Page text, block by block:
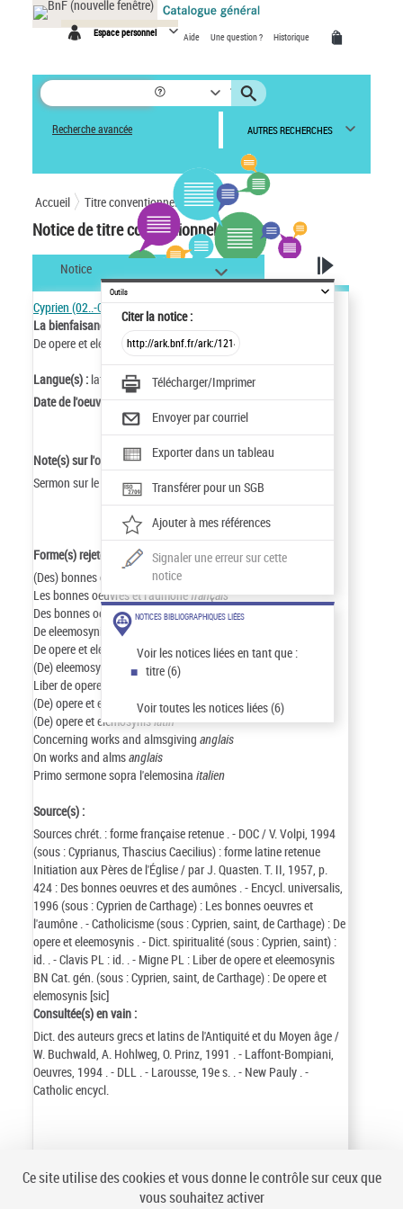
Espace personnel Aide Une question ? Historique
Recherche avancée AUTRES RECHERCHES
Accueil Titre conventionnel
Notice de titre conventionnel
Notice
Cyprien (02..-0258 ; saint)
La bienfaisance et les aumônesforme courante français
De opere et eleemosynisforme internationale latin
Langue(s) : latin
Date de l'oeuvre :02..
Note(s) sur l'oeuvre :
Sermon sur le devoir de l'aumône.
Forme(s) rejetée(s) :
(Des) bonnes oeuvres et des aumônes
Les bonnes oeuvres et l'aumônefrançais
Des bonnes oeuvres et des aumônesfrançais
De eleemosynis
latin
De opere et elemosynislatin
(De) eleemosynis
latin
Liber de opere et eleemosynis
(De) opere et eleemosynislatin
(De) opere et elemosynislatin
Concerning works and almsgiving anglais
On works and almsanglais
Primo sermone sopra l'elemosina italien
Source(s) :
Sources chrét. : forme française retenue . - DOC / V. Volpi, 1994
(sous : Cyprianus, Thascius Caecilius) : forme latine retenue
Initiation aux Pères de l'Église / par J. Quasten. T. II, 1957, p.
424 : Des bonnes oeuvres et des aumônes . - Encycl. universalis,
1996 (sous : Cyprien de Carthage) : Les bonnes oeuvres et
l'aumône . - Catholicisme (sous : Cyprien, saint, de Carthage) : De
opere et eleemosynis . - Dict. spiritualité (sous : Cyprien, saint) :
id. . - Clavis PL : id. . - Migne PL : Liber de opere et eleemosynis
BN Cat. gén. (sous : Cyprien, saint, de Carthage) : De opere et
elemosynis [sic]
Consultée(s) en vain :
Dict. des auteurs grecs et latins de l'Antiquité et du Moyen âge /
W. Buchwald, A. Hohlweg, O. Prinz, 1991 . - Laffont-Bompiani,
Oeuvres, 1994 . - DLL . - Larousse, 19e s. . - New Pauly . -
Catholic encycl.
Notice n° :FRBNF15632487
Outils
Citerla notice :
Télécharger/Imprimer
Envoyer par courriel
Exporter dans un tableau
Transférer pour un SGB
Ajouter à mes références
Signaler une erreur sur cette
notice
NOTICES BIBLIOGRAPHIQUES LIÉES
Voir les notices liées en tant que :
titre (6)
Voir toutes les notices liées (6)
Panneau de gestion des cookies
Ce site utilise des cookies et vous donne le contrôle sur ceux que
vous souhaitez activer